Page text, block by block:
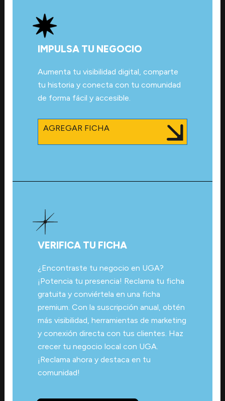
IMPULSA TU NEGOCIO
Aumenta tu visibilidad digital, comparte
tu historia y conecta con tu comunidad
de forma fácil y accesible.
AGREGAR FICHA
VERIFICA TU FICHA
¿Encontraste tu negocio en UGA?
¡Potencia tu presencia! Reclama tu ficha
gratuita y conviértela en una ficha
premium. Con la suscripción anual, obtén
más visibilidad, herramientas de marketing
y conexión directa con tus clientes. Haz
crecer tu negocio local con UGA.
¡Reclama ahora y destaca en tu
comunidad!